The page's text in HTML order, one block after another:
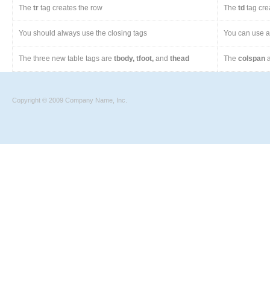
The tr tag creates the row The td tag
You should always use the closing tags You can use
The three new table tags are tbody, tfoot, and thead The colspan
Copyright © 2009 Company Name, Inc.